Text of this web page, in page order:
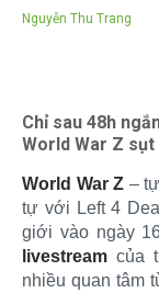
Nguyễn Thu Trang
Chỉ sau 48h
World War Z sụt
World War Z –
tự với Left 4
giới vào ngày
livestream của
nhiều quan tâm